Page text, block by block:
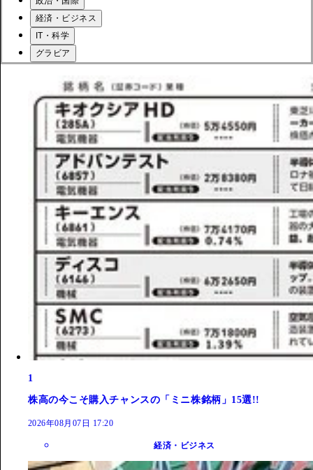
経済・ビジネス
IT・科学
グラビア
1
株高の今こそ購入チャンスの「ミニ株銘柄」15選!!
2026年08月07日 17:20
経済・ビジネス